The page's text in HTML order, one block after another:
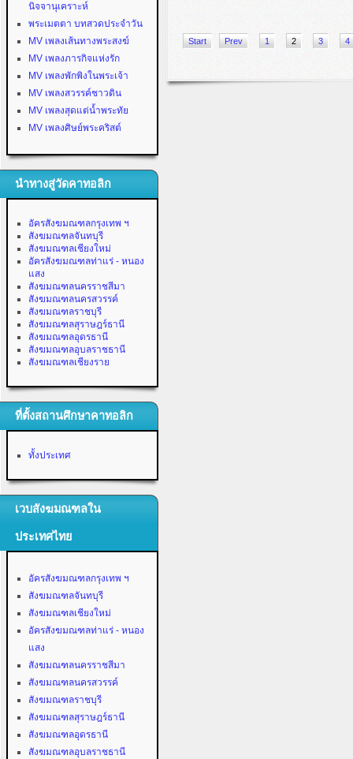
นิจจานุเคราะห์
พระเมตตา บทสวดประจำวัน
MV เพลงเส้นทางพระสงฆ์
MV เพลงภารกิจแห่งรัก
MV เพลงพักพิงในพระเจ้า
MV เพลงสวรรค์ชาวดิน
MV เพลงสุดแต่น้ำพระทัย
MV เพลงศิษย์พระคริสต์
นำทางสู่วัดคาทอลิก
อัครสังฆมณฑลกรุงเทพ ฯ
สังฆมณฑลจันทบุรี
สังฆมณฑลเชียงใหม่
อัครสังฆมณฑลท่าแร่ - หนอง
แสง
สังฆมณฑลนครราชสีมา
สังฆมณฑลนครสวรรค์
สังฆมณฑลราชบุรี
สังฆมณฑลสุราษฎร์ธานี
สังฆมณฑลอุดรธานี
สังฆมณฑลอุบลราชธานี
สังฆมณฑลเชียงราย
ที่ตั้งสถานศึกษาคาทอลิก
ทั้งประเทศ
เวบสังฆมณฑลใน
ประเทศไทย
อัครสังฆมณฑลกรุงเทพ ฯ
สังฆมณฑลจันทบุรี
สังฆมณฑลเชียงใหม่
อัครสังฆมณฑลท่าแร่ - หนอง
แสง
สังฆมณฑลนครราชสีมา
สังฆมณฑลนครสวรรค์
สังฆมณฑลราชบุรี
สังฆมณฑลสุราษฎร์ธานี
สังฆมณฑลอุดรธานี
สังฆมณฑลอุบลราชธานี
Start Prev 1 2 3 4